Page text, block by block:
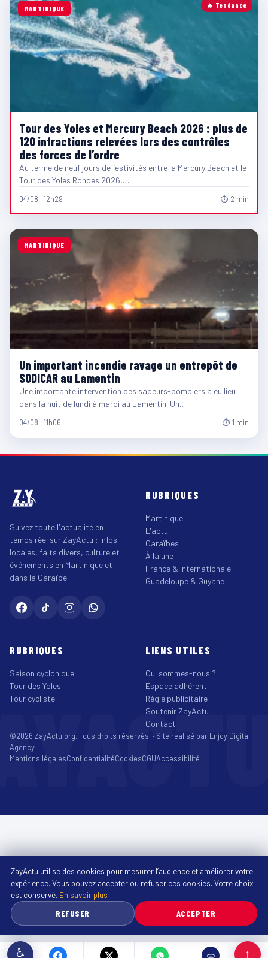
🔥 Tendance
MARTINIQUE
Tour des Yoles et Mercury Beach 2026 : plus de
120 infractions relevées lors des contrôles
des forces de l’ordre
Au terme de neuf jours de festivités entre la Mercury Beach et le
Tour des Yoles Rondes 2026,…
04/08 · 12h29 ⏱ 2 min
MARTINIQUE
Un important incendie ravage un entrepôt de
SODICAR au Lamentin
Une importante intervention des sapeurs-pompiers a eu lieu
dans la nuit de lundi à mardi au Lamentin. Un…
04/08 · 11h06 ⏱ 1 min
Suivez toute l'actualité en
temps réel sur ZayActu : infos
locales, faits divers, culture et
événements en Martinique et
dans la Caraïbe.
RUBRIQUES
Martinique
L'actu
Caraïbes
À la une
France & Internationale
Guadeloupe & Guyane
RUBRIQUES
Saison cyclonique
Tour des Yoles
Tour cycliste
LIENS UTILES
Qui sommes-nous ?
Espace adhérent
Régie publicitaire
Soutenir ZayActu
Contact
©2026 ZayActu.org. Tous droits réservés. · Site réalisé par Enjoy Digital
Agency
Mentions légalesConfidentialitéCookiesCGUAccessibilité
♿ ↑
ZayActu utilise des cookies pour mesurer l’audience et améliorer votre
expérience. Vous pouvez accepter ou refuser ces cookies. Votre choix
est conservé. En savoir plus
REFUSER
ACCEPTER